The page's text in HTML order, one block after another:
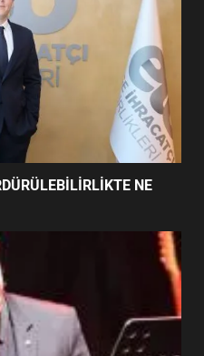
BELEDİYESPOR’DA
NASIL
NE